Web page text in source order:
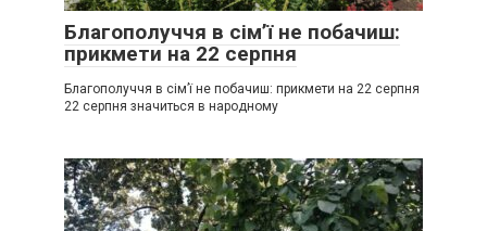
Благополуччя в сім’ї не побачиш:
прикмети на 22 серпня
Благополуччя в сім’ї не побачиш: прикмети на 22 серпня
22 серпня значиться в народному